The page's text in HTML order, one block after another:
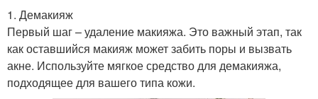
1. Демакияж
Первый шаг – удаление макияжа. Это важный этап, так
как оставшийся макияж может забить поры и вызвать
акне. Используйте мягкое средство для демакияжа,
подходящее для вашего типа кожи.